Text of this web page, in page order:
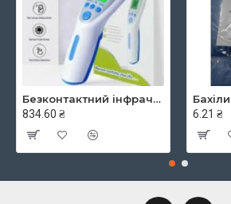
Безконтактний інфрачервоний термометр JXB-182, ТМ Berrcom
834.60 ₴
6.21 ₴